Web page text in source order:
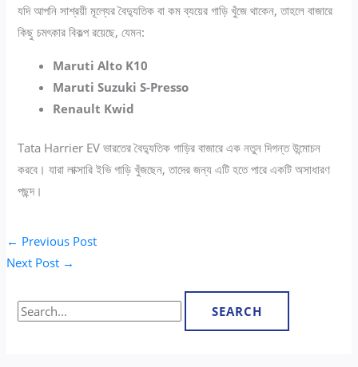
যদি আপনি সাশ্রয়ী মূল্যের বৈদ্যুতিক বা কম ব্যয়ের গাড়ি খুঁজে থাকেন, তাহলে বাজারে
কিছু চমৎকার বিকল্প রয়েছে, যেমন:
Maruti Alto K10
Maruti Suzuki S-Presso
Renault Kwid
Tata Harrier EV ভারতের বৈদ্যুতিক গাড়ির বাজারে এক নতুন দিগন্ত উন্মোচন
করবে। যারা লাক্সারি ইভি গাড়ি খুঁজছেন, তাদের জন্য এটি হতে পারে একটি অসাধারণ
পছন্দ।
← Previous Post
Next Post →